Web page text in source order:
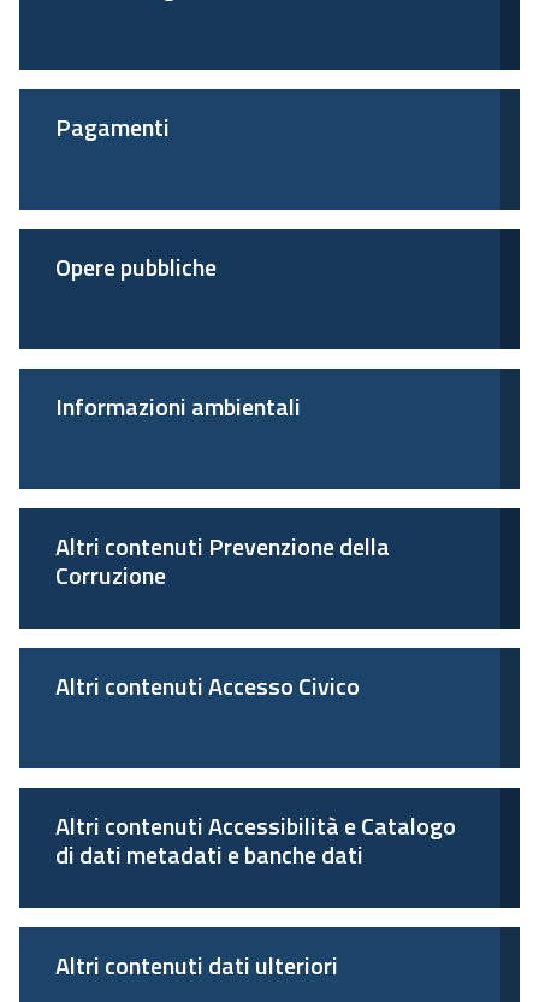
Pagamenti
Opere pubbliche
Informazioni ambientali
Altri contenuti Prevenzione della
Corruzione
Altri contenuti Accesso Civico
Altri contenuti Accessibilità e Catalogo
di dati metadati e banche dati
Altri contenuti dati ulteriori